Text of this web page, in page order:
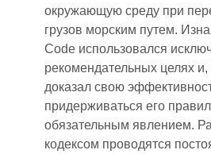
окружающую среду при
грузов морским путем.
Code использовался
рекомендательных целях и,
доказал свою
придерживаться его
обязательным явлением.
кодексом проводятся